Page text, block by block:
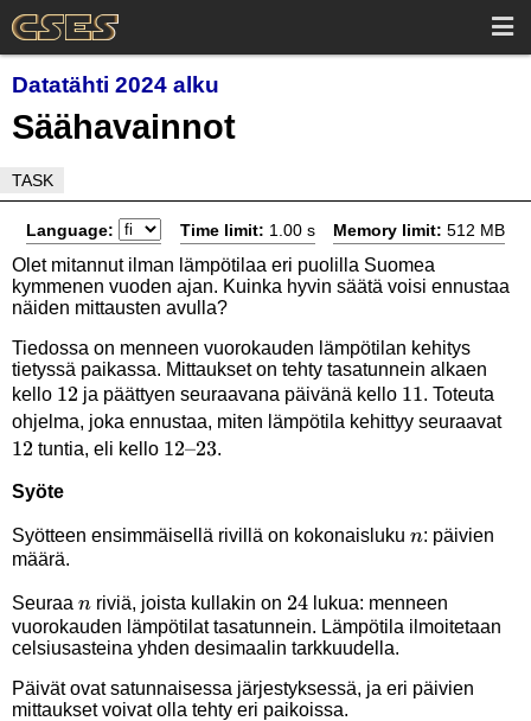
Datatähti 2024 alku
Säähavainnot
TASK
Language: Time limit: 1.00 s Memory limit: 512 MB
Olet mitannut ilman lämpötilaa eri puolilla Suomea
kymmenen vuoden ajan. Kuinka hyvin säätä voisi ennustaa
näiden mittausten avulla?
Tiedossa on menneen vuorokauden lämpötilan kehitys
tietyssä paikassa. Mittaukset on tehty tasatunnein alkaen
kello 12
12 ja päättyen seuraavana päivänä kello 11
11. Toteuta
ohjelma, joka ennustaa, miten lämpötila kehittyy seuraavat12
12 tuntia, eli kello 12–
12–23.
Syöte
Syötteen ensimmäisellä rivillä on kokonaisluku n
n: päivien
määrä.
Seuraa n
nriviä, joista kullakin on 24
24lukua: menneen
vuorokauden lämpötilat tasatunnein. Lämpötila ilmoitetaan
celsiusasteina yhden desimaalin tarkkuudella.
Päivät ovat satunnaisessa järjestyksessä, ja eri päivien
mittaukset voivat olla tehty eri paikoissa.